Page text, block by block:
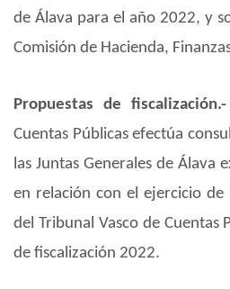
de Álava para el año 2022, y
Comisión de Hacienda,
Propuestas de fiscalización.-
Cuentas Públicas efectúa
las Juntas Generales de Álava
en relación con el ejercicio de
del Tribunal Vasco de Cuentas
de fiscalización 2022.